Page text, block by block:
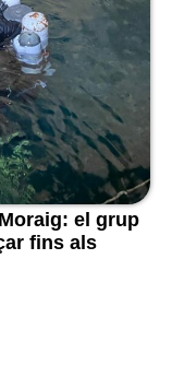
el grup
fins als